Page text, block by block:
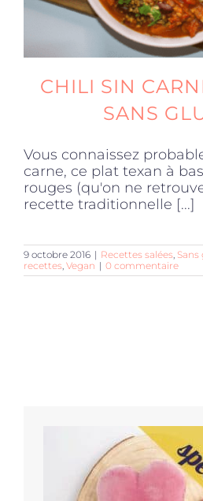
CHILI SIN
SANS
Vous connaissez
carne, ce plat texan à
rouges (qu'on ne
recette traditionnelle [...]
9 octobre 2016 | Recettes salées
recettes Vegan | 0 commentaire